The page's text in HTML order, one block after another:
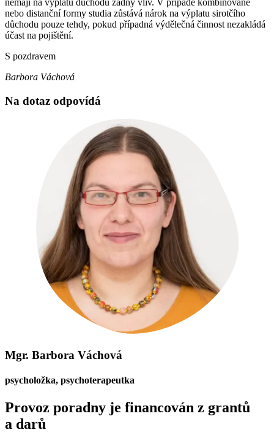
nemají na výplatu důchodu žádný vliv. V případě kombinované
nebo distanční formy studia zůstává nárok na výplatu sirotčího
důchodu pouze tehdy, pokud případná výdělečná činnost nezakládá
účast na pojištění.
S pozdravem
Barbora Váchová
Na dotaz odpovídá
Mgr. Barbora Váchová
psycholožka, psychoterapeutka
Provoz poradny je financován z grantů
a darů